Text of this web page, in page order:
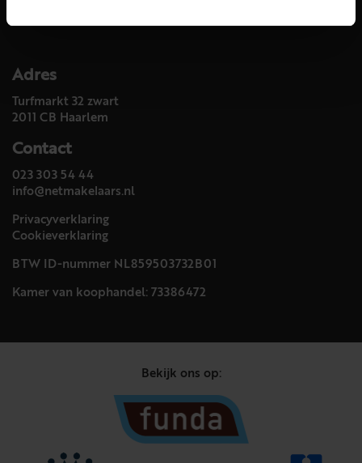
Adres
Turfmarkt 32 zwart
2011 CB Haarlem
Contact
023 303 54 44
info@netmakelaars.nl
Privacyverklaring
Cookieverklaring
BTW ID-nummer NL859503732B01
Kamer van koophandel: 73386472
Bekijk ons op: